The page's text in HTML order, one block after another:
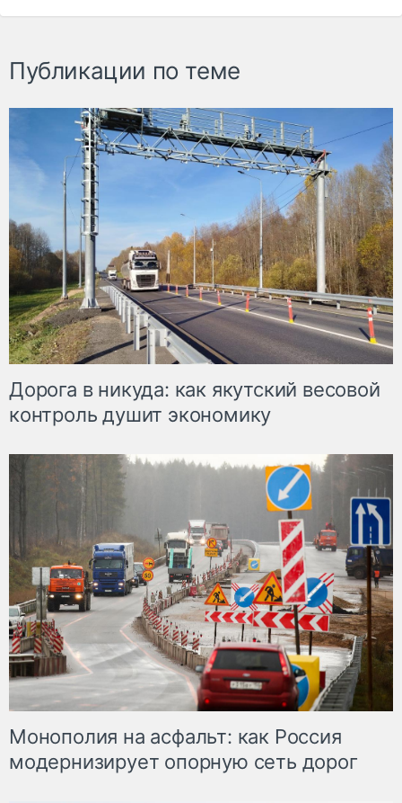
Публикации по теме
Дорога в никуда: как якутский весовой
контроль душит экономику
Монополия на асфальт: как Россия
модернизирует опорную сеть дорог